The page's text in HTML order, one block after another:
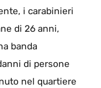
i carabinieri
di 26 anni,
banda
di persone
nel quartiere